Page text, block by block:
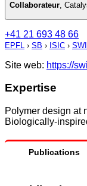
Collaborateur,
+41 21 693 48 66
EPFL › SB › ISIC ›
Site web: https://
Expertise
Polymer design at
Biologically-
Publications